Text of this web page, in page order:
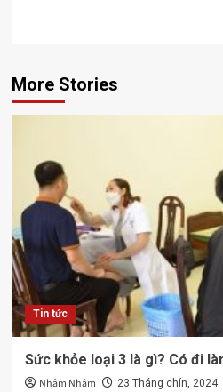
More Stories
Tin tức
Sức khỏe loại 3 là gì? Có đi
Nhâm Nhâm 23 Tháng chín, 2024